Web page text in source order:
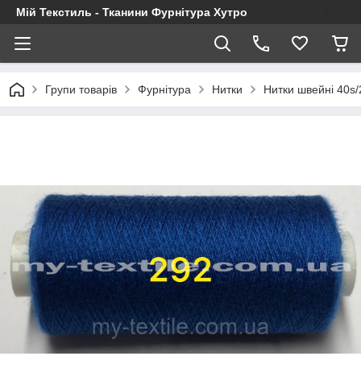
Мій Текстиль - Тканини Фурнітура Хутро
Групи товарів Фурнітура Нитки Нитки швейні